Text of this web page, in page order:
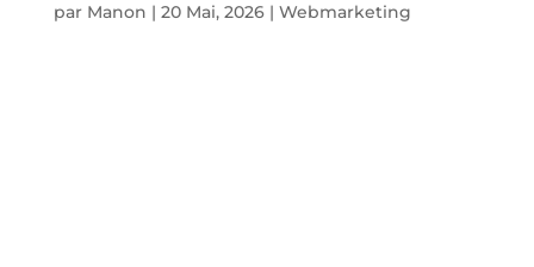
par Manon | 20 Mai, 2026| Webmarketing